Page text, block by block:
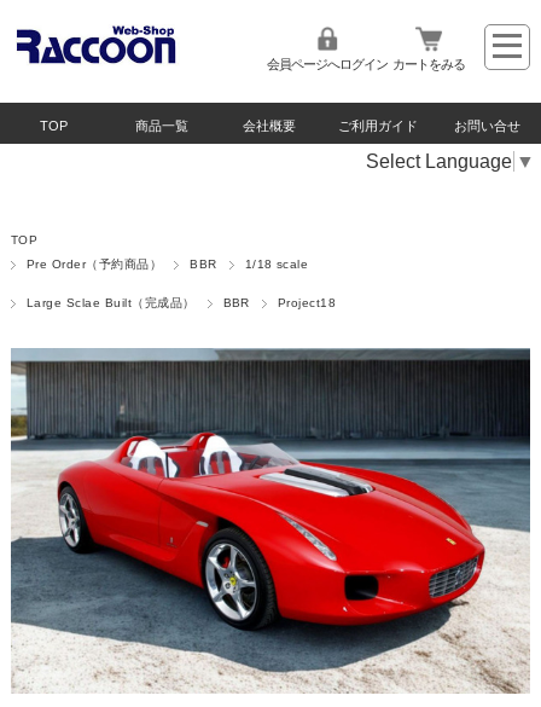
会員ページへログイン カートをみる
TOP 商品一覧 会社概要 ご利用ガイド お問い合せ
Select Language ▼
TOP
Pre Order（予約商品）
BBR 1/18 scale
Large Sclae Built（完成品） BBR Project18